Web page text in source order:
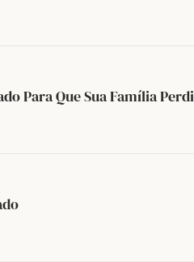
Para Que Sua Família